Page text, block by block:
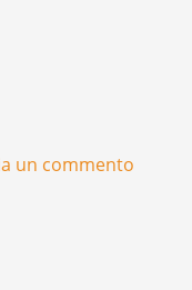
un commento